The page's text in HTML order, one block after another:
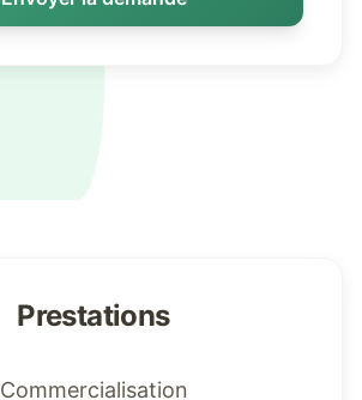
Prestations
Commercialisation